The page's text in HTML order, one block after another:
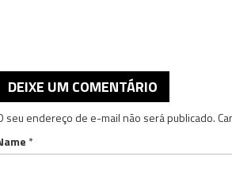
DEIXE UM COMENTÁRIO
seu endereço de e-mail não será publicado.
*